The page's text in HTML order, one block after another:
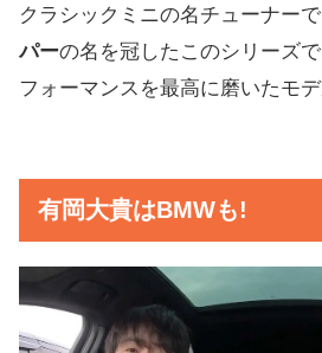
クラシックミニの名チューナー
パーの名を冠したこのシリーズ
フォーマンスを最高に磨いたモデ
有岡大貴はBMWも!